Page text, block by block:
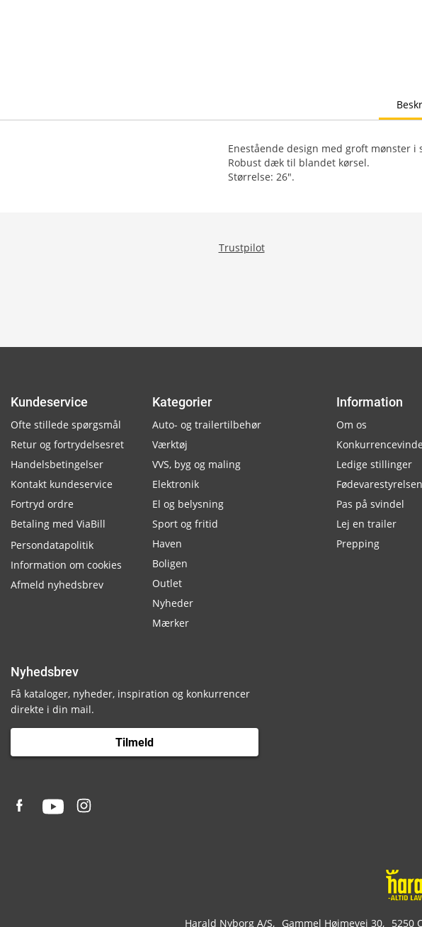
Enestående design med groft mønster
Robust dæk til blandet kørsel.
Størrelse: 26".
Trustpilot
Kundeservice
Ofte stillede spørgsmål
Retur og fortrydelsesret
Handelsbetingelser
Kontakt kundeservice
Fortryd ordre
Betaling med ViaBill
Persondatapolitik
Information om cookies
Afmeld nyhedsbrev
Kategorier
Auto- og trailertilbehør
Værktøj
VVS, byg og maling
Elektronik
El og belysning
Sport og fritid
Haven
Boligen
Outlet
Nyheder
Mærker
Information
Om os
Ledige stillinger
Pas på svindel
Lej en trailer
Prepping
Nyhedsbrev
Få kataloger, nyheder, inspiration og konkurrencer
direkte i din mail.
Tilmeld
Harald Nyborg A/S Gammel Højmevej 30 5250